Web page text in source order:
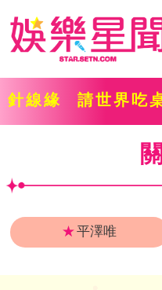
針線緣 請世界吃
★平澤唯